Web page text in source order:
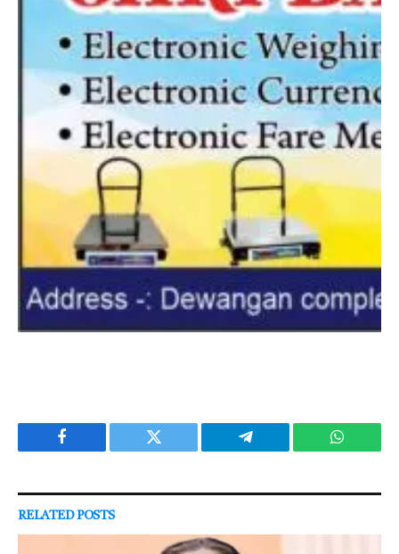
Facebook Twitter Telegram
RELATEDPOSTS